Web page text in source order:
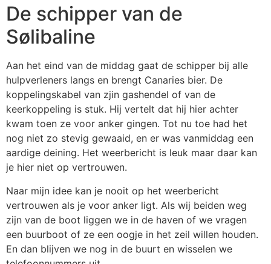
De schipper van de
Sølibaline
Aan het eind van de middag gaat de schipper bij alle
hulpverleners langs en brengt Canaries bier. De
koppelingskabel van zjin gashendel of van de
keerkoppeling is stuk. Hij vertelt dat hij hier achter
kwam toen ze voor anker gingen. Tot nu toe had het
nog niet zo stevig gewaaid, en er was vanmiddag een
aardige deining. Het weerbericht is leuk maar daar kan
je hier niet op vertrouwen.
Naar mijn idee kan je nooit op het weerbericht
vertrouwen als je voor anker ligt. Als wij beiden weg
zijn van de boot liggen we in de haven of we vragen
een buurboot of ze een oogje in het zeil willen houden.
En dan blijven we nog in de buurt en wisselen we